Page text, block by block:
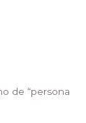
de “persona